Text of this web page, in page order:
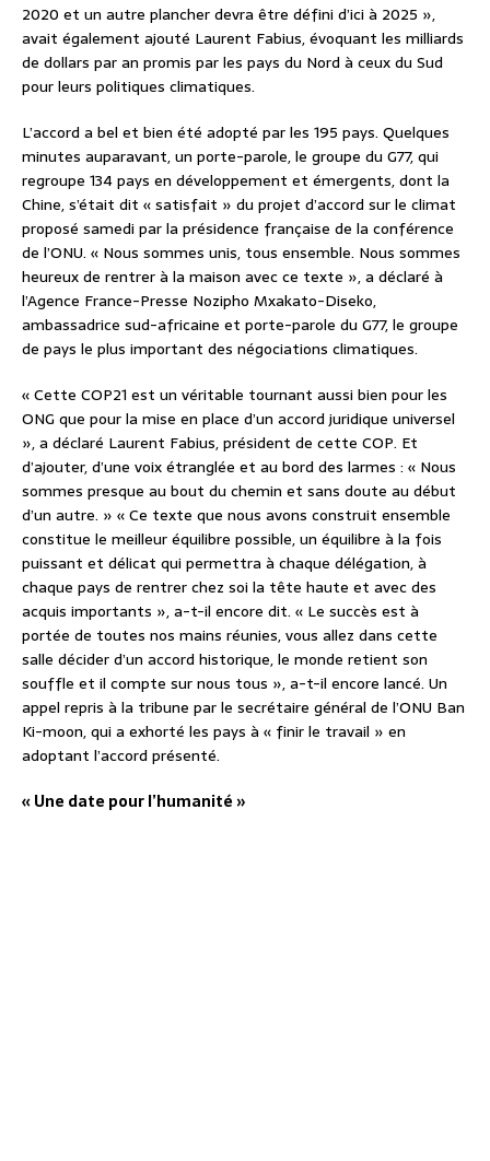
2020 et un autre plancher devra être défini d’ici à 2025 »,
avait également ajouté Laurent Fabius, évoquant les milliards
de dollars par an promis par les pays du Nord à ceux du Sud
pour leurs politiques climatiques.
L’accord a bel et bien été adopté par les 195 pays. Quelques
minutes auparavant, un porte-parole, le groupe du G77, qui
regroupe 134 pays en développement et émergents, dont la
Chine, s’était dit « satisfait » du projet d’accord sur le climat
proposé samedi par la présidence française de la conférence
de l’ONU. « Nous sommes unis, tous ensemble. Nous sommes
heureux de rentrer à la maison avec ce texte », a déclaré à
l’Agence France-Presse Nozipho Mxakato-Diseko,
ambassadrice sud-africaine et porte-parole du G77, le groupe
de pays le plus important des négociations climatiques.
« Cette COP21 est un véritable tournant aussi bien pour les
ONG que pour la mise en place d’un accord juridique universel
», a déclaré Laurent Fabius, président de cette COP. Et
d’ajouter, d’une voix étranglée et au bord des larmes : « Nous
sommes presque au bout du chemin et sans doute au début
d’un autre. » « Ce texte que nous avons construit ensemble
constitue le meilleur équilibre possible, un équilibre à la fois
puissant et délicat qui permettra à chaque délégation, à
chaque pays de rentrer chez soi la tête haute et avec des
acquis importants », a-t-il encore dit. « Le succès est à
portée de toutes nos mains réunies, vous allez dans cette
salle décider d’un accord historique, le monde retient son
souffle et il compte sur nous tous », a-t-il encore lancé. Un
appel repris à la tribune par le secrétaire général de l’ONU Ban
Ki-moon, qui a exhorté les pays à « finir le travail » en
adoptant l’accord présenté.
« Une date pour l’humanité »